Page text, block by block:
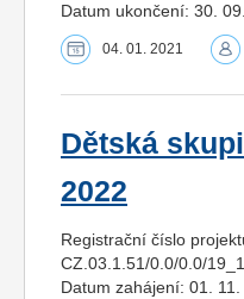
Datum ukončení: 30.
04. 01. 2021
Dětská
2022
Registrační číslo
CZ.03.1.51/0.0/0.0/
Datum zahájení: 01.